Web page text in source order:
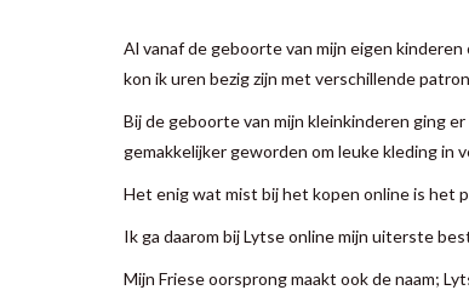
Al vanaf de geboorte van mijn eigen
kon ik uren bezig zijn met verschillende
Bij de geboorte van mijn kleinkinderen ging
gemakkelijker geworden om leuke kleding in
Het enig wat mist bij het kopen online is het
Ik ga daarom bij Lytse online mijn uiterste
Mijn Friese oorsprong maakt ook de naam;